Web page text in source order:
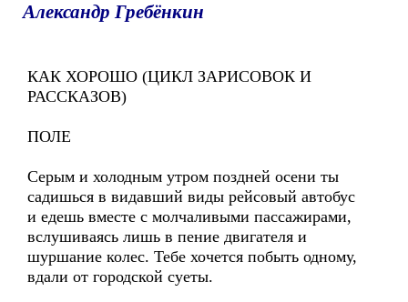
Александр Гребёнкин
КАК ХОРОШО (ЦИКЛ ЗАРИСОВОК И
РАССКАЗОВ)
ПОЛЕ
Серым и холодным утром поздней осени ты
садишься в видавший виды рейсовый автобус
и едешь вместе с молчаливыми пассажирами,
вслушиваясь лишь в пение двигателя и
шуршание колес. Тебе хочется побыть одному,
вдали от городской суеты.